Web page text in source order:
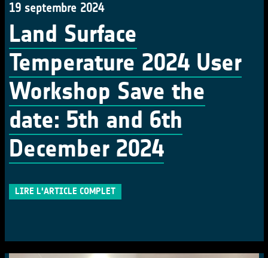
19 septembre 2024
Land Surface
Temperature 2024 User
Workshop Save the
date: 5th and 6th
December 2024
LIRE L'ARTICLE COMPLET